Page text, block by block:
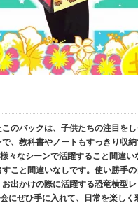
のバックは、子供たちの注目を
、教科書やノートもすっきり収
々なシーンで活躍すること間違い
こと間違いなしです。使い勝手
出かけの際に活躍する恐竜横型
にぜひ手に入れて、日常を楽しく